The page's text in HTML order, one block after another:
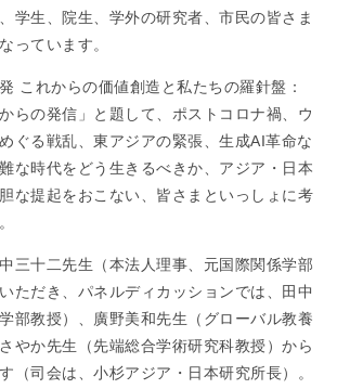
学生、院生、学外の研究者、市民の皆さま
っています。
これからの価値創造と私たちの羅針盤：
らの発信」と題して、ポストコロナ禍、ウ
ぐる戦乱、東アジアの緊張、生成AI革命な
な時代をどう生きるべきか、アジア・日本
な提起をおこない、皆さまといっしょに考
三十二先生（本法人理事、元国際関係学部
ただき、パネルディカッションでは、田中
部教授）、廣野美和先生（グローバル教養
やか先生（先端総合学術研究科教授）から
（司会は、小杉アジア・日本研究所長）。